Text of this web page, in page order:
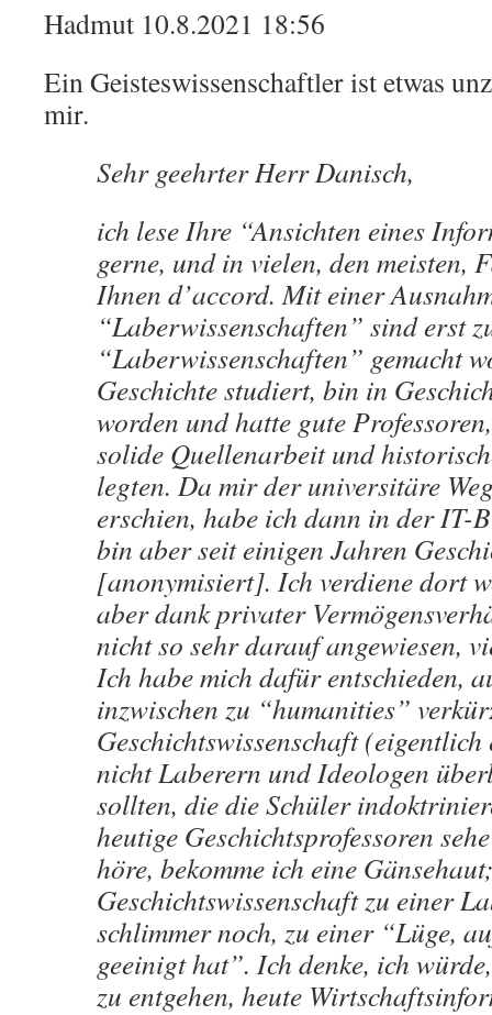
Hadmut 10.8.2021 18:56
Ein Geisteswissenschaftler ist etwas
mir.
Sehr geehrter Herr Danisch,
ich lese Ihre “Ansichten eines
gerne, und in vielen, den meisten,
Ihnen d’accord. Mit einer
“Laberwissenschaften” sind erst
“Laberwissenschaften” gemacht
Geschichte studiert, bin in
worden und hatte gute
solide Quellenarbeit und
legten. Da mir der universitäre
erschien, habe ich dann in der IT-
bin aber seit einigen Jahren
[anonymisiert]. Ich verdiene dort
aber dank privater
nicht so sehr darauf angewiesen,
Ich habe mich dafür entschieden,
inzwischen zu “humanities”
Geschichtswissenschaft
nicht Laberern und Ideologen
sollten, die die Schüler
heutige Geschichtsprofessoren
höre, bekomme ich eine
Geschichtswissenschaft zu einer
schlimmer noch, zu einer “Lüge,
geeinigt hat”. Ich denke, ich
zu entgehen, heute